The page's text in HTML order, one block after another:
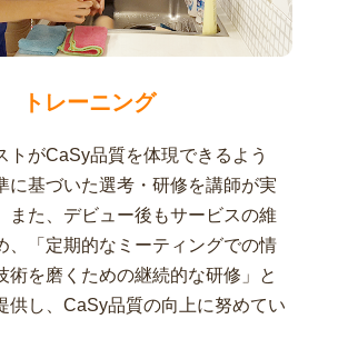
トレーニング
トがCaSy品質を体現できるよう
に基づいた選考・研修を講師が実
また、デビュー後もサービスの維
、「定期的なミーティングでの情
術を磨くための継続的な研修」と
供し、CaSy品質の向上に努めてい